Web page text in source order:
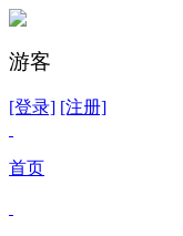
游客
[登录] [注册]
首页